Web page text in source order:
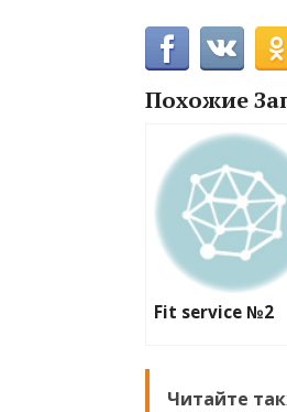
Похожие
Fit service №2
Читайте